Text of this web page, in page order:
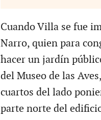
Cuando Villa se fue
Narro, quien para
hacer un jardín
del Museo de las
cuartos del lado
parte norte del